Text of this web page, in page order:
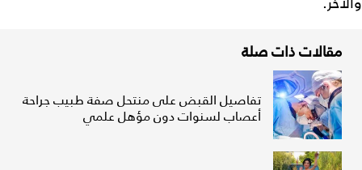
مقالات ذات صلة
تفاصيل القبض على منتحل صفة طبيب جراحة
أعصاب لسنوات دون مؤهل علمي